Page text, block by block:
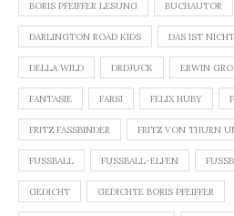
BORIS PFEIFFER LESUNG BUCHAUTOR
DARLINGTON ROAD KIDS DAS IST
DELLA WILD DRDJUCK ERWIN
FANTASIE FARSI FELIX HUBY
FRITZ FASSBINDER FRITZ VON THURN
FUSSBALL FUSSBALL-ELFEN
GEDICHT GEDICHTE BORIS PFEIFFER